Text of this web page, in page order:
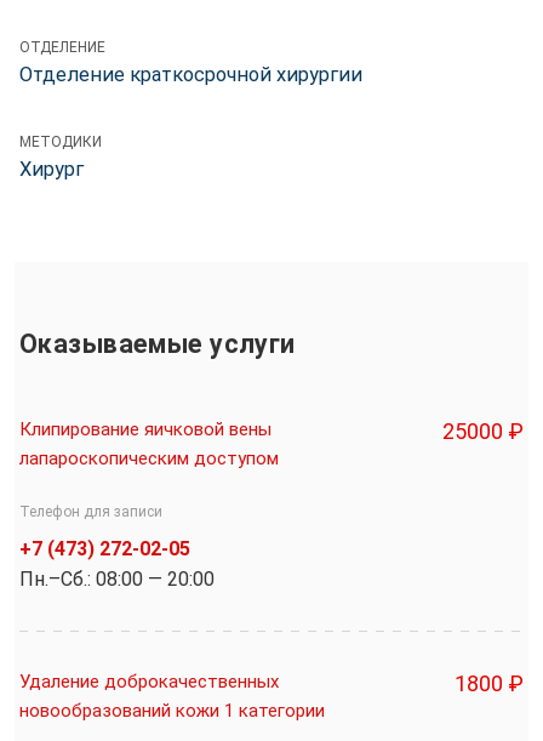
ОТДЕЛЕНИЕ
Отделение краткосрочной хирургии
МЕТОДИКИ
Хирург
Оказываемые услуги
Клипирование яичковой вены
лапароскопическим доступом
25000 ₽
Телефон для записи
+7 (473) 272-02-05
Пн.–Cб.: 08:00 — 20:00
Удаление доброкачественных
новообразований кожи 1 категории
1800 ₽